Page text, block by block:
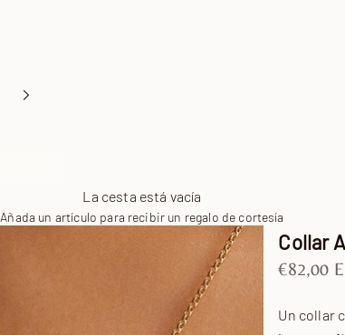
La cesta está vacía
Añada un artículo para recibir un regalo de cortesía
Collar
Precio
€82,00
Un collar